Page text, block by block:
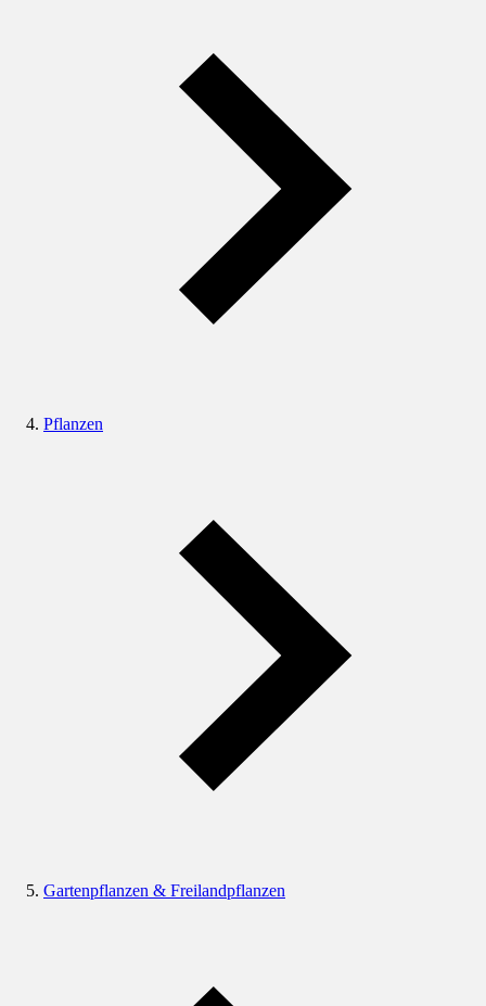
Pflanzen
Gartenpflanzen & Freilandpflanzen